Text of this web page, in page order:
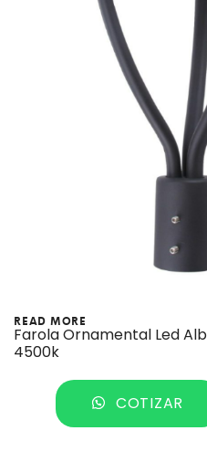
READ MORE
Farola Ornamental Led
4500k
COTIZAR